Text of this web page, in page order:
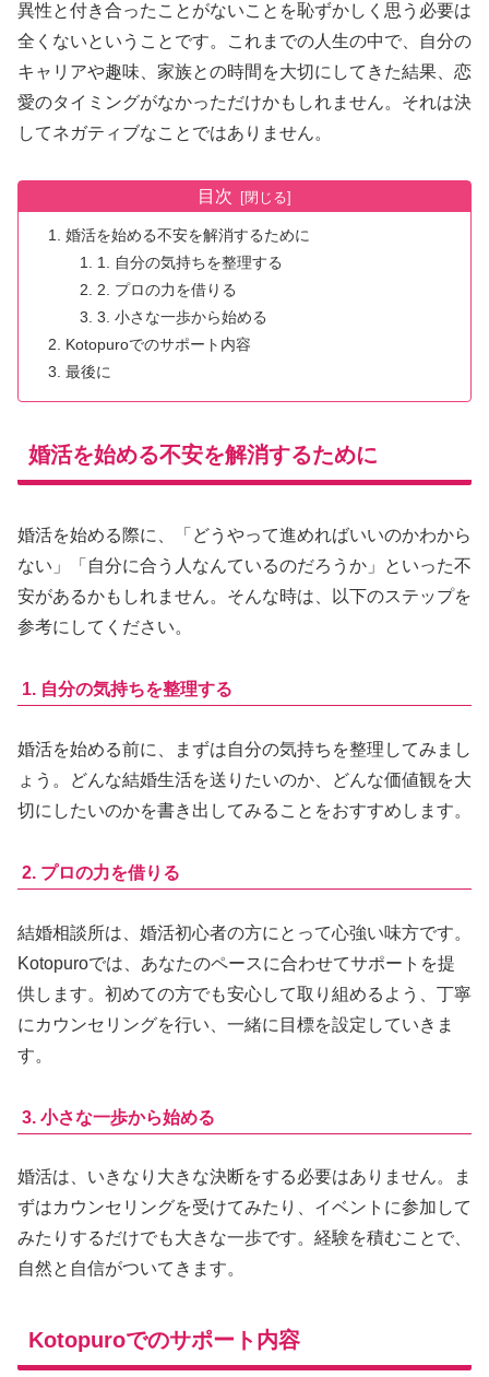
異性と付き合ったことがないことを恥ずかしく思う必要は
全くないということです。これまでの人生の中で、自分の
キャリアや趣味、家族との時間を大切にしてきた結果、恋
愛のタイミングがなかっただけかもしれません。それは決
してネガティブなことではありません。
目次
婚活を始める不安を解消するために
1. 自分の気持ちを整理する
2. プロの力を借りる
3. 小さな一歩から始める
Kotopuroでのサポート内容
最後に
婚活を始める不安を解消するために
婚活を始める際に、「どうやって進めればいいのかわから
ない」「自分に合う人なんているのだろうか」といった不
安があるかもしれません。そんな時は、以下のステップを
参考にしてください。
1. 自分の気持ちを整理する
婚活を始める前に、まずは自分の気持ちを整理してみまし
ょう。どんな結婚生活を送りたいのか、どんな価値観を大
切にしたいのかを書き出してみることをおすすめします。
2. プロの力を借りる
結婚相談所は、婚活初心者の方にとって心強い味方です。
Kotopuroでは、あなたのペースに合わせてサポートを提
供します。初めての方でも安心して取り組めるよう、丁寧
にカウンセリングを行い、一緒に目標を設定していきま
す。
3. 小さな一歩から始める
婚活は、いきなり大きな決断をする必要はありません。ま
ずはカウンセリングを受けてみたり、イベントに参加して
みたりするだけでも大きな一歩です。経験を積むことで、
自然と自信がついてきます。
Kotopuroでのサポート内容